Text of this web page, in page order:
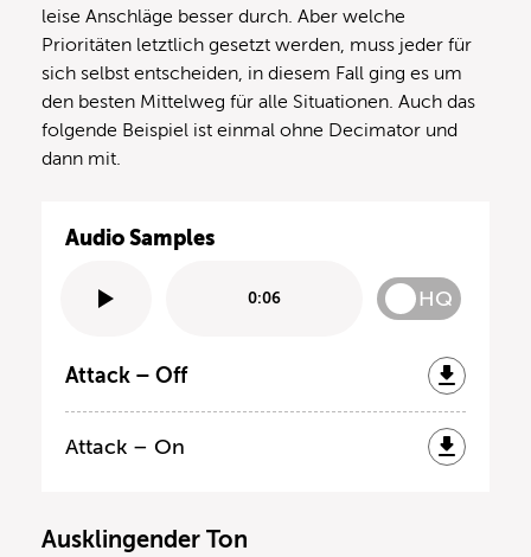
leise Anschläge besser durch. Aber welche
Prioritäten letztlich gesetzt werden, muss jeder für
sich selbst entscheiden, in diesem Fall ging es um
den besten Mittelweg für alle Situationen. Auch das
folgende Beispiel ist einmal ohne Decimator und
dann mit.
Audio Samples
0:06 HQ
Attack – Off
Attack – On
Ausklingender Ton